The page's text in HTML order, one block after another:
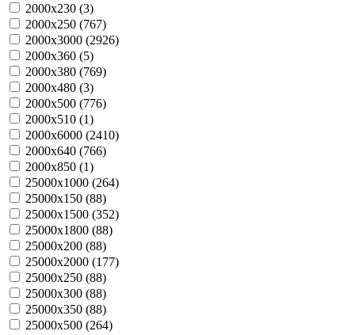
2000х230 (3)
2000х250 (767)
2000х3000 (2926)
2000х360 (5)
2000х380 (769)
2000х480 (3)
2000х500 (776)
2000х510 (1)
2000х6000 (2410)
2000х640 (766)
2000х850 (1)
25000х1000 (264)
25000х150 (88)
25000х1500 (352)
25000х1800 (88)
25000х200 (88)
25000х2000 (177)
25000х250 (88)
25000х300 (88)
25000х350 (88)
25000х500 (264)